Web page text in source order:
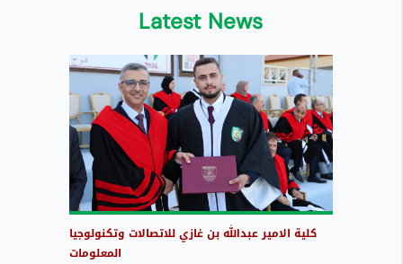
Latest News
كلية الامير عبدالله بن غازي للاتصالات وتكنولوجيا
المعلومات